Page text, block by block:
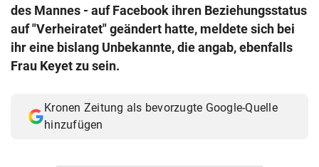
© Krone Multimedia GmbH & Co KG 2026
Muthgasse 2, 1190 Wien
des Mannes - auf Facebook ihren Beziehungsstatus
auf "Verheiratet" geändert hatte, meldete sich bei
ihr eine bislang Unbekannte, die angab, ebenfalls
Frau Keyet zu sein.
Kronen Zeitung als bevorzugte Google-Quelle
hinzufügen